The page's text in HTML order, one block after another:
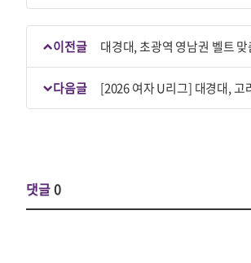
이전글 대경대, 초광역 영남권 벨트
다음글 [2026 여자 U리그] 대경대,
댓글0